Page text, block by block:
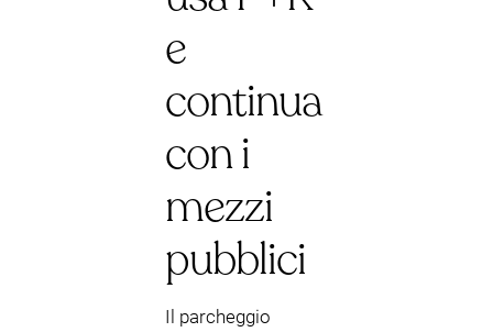
e
continua
con i
mezzi
pubblici
Il parcheggio